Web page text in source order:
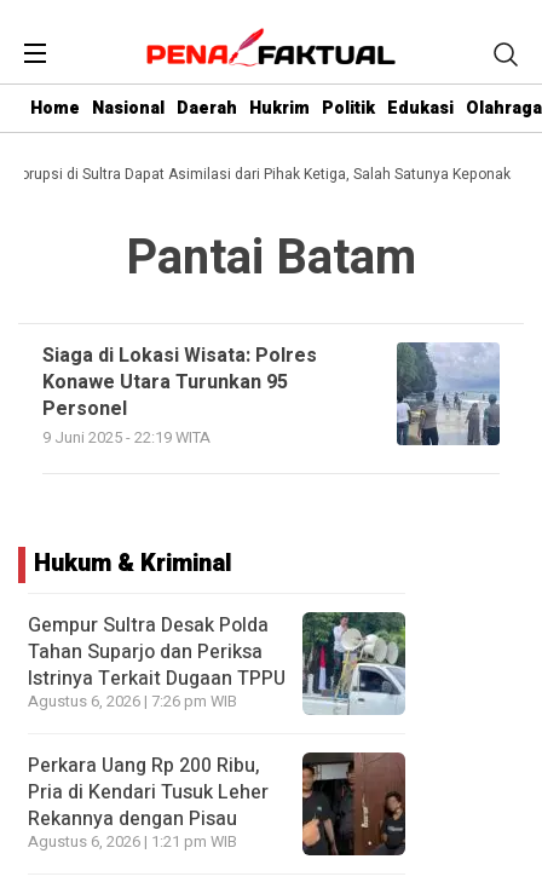
Home Nasional Daerah Hukrim Politik Edukasi Olahraga
Korupsi di Sultra Dapat Asimilasi dari Pihak Ketiga, Salah Satunya Keponakan
Pantai Batam
Siaga di Lokasi Wisata: Polres
Konawe Utara Turunkan 95
Personel
9 Juni 2025 - 22:19 WITA
Hukum & Kriminal
Gempur Sultra Desak Polda
Tahan Suparjo dan Periksa
Istrinya Terkait Dugaan TPPU
Agustus 6, 2026 | 7:26 pm WIB
Perkara Uang Rp 200 Ribu,
Pria di Kendari Tusuk Leher
Rekannya dengan Pisau
Agustus 6, 2026 | 1:21 pm WIB